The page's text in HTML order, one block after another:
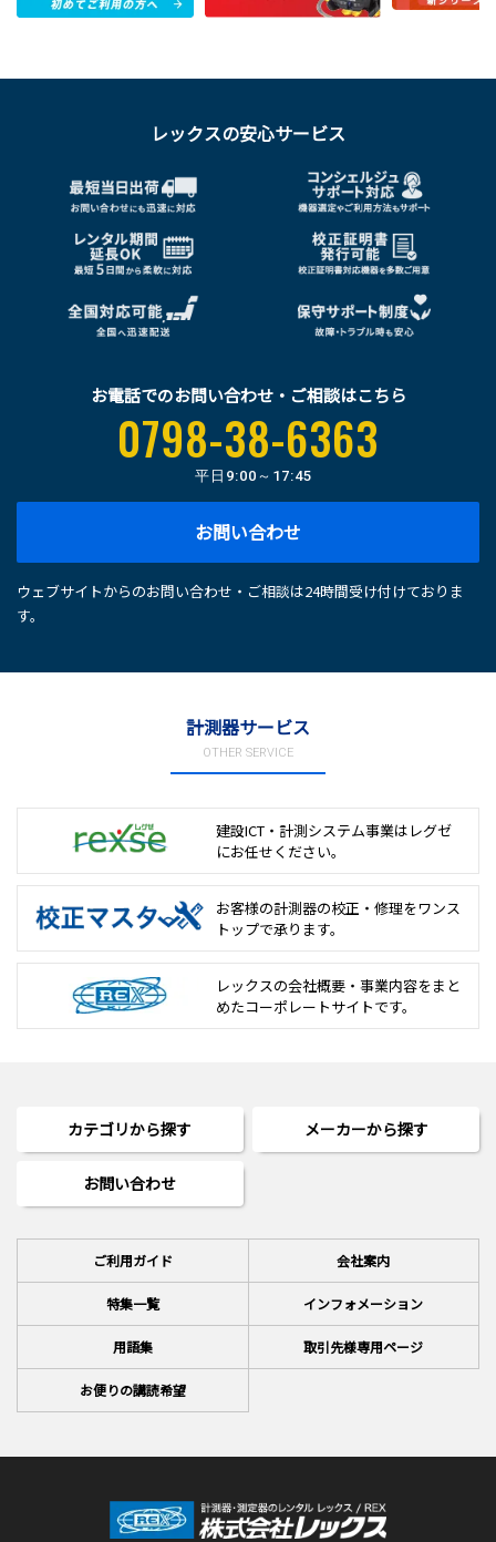
レックスの安心サービス
お電話でのお問い合わせ・ご相談はこちら
0798-38-6363
平日 9:00～17:45
お問い合わせ
ウェブサイトからのお問い合わせ・ご相談は24時間受け付けておりま
す。
計測器サービス
OTHER SERVICE
建設ICT・計測システム事業は レグゼ
にお任せください。
お客様の計測器の校正・修理をワンス
トップで承ります。
レックスの会社概要・事業内容をまと
めたコーポレートサイトです。
カテゴリから探す メーカーから探す
お問い合わせ
ご利用ガイド 会社案内
特集一覧 インフォメーション
用語集 取引先様専用ページ
お便りの講読希望